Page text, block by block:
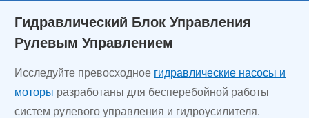
Гидравлический Блок Управления
Рулевым Управлением
Исследуйте превосходное гидравлические насосы и
моторы разработаны для бесперебойной работы
систем рулевого управления и гидроусилителя.